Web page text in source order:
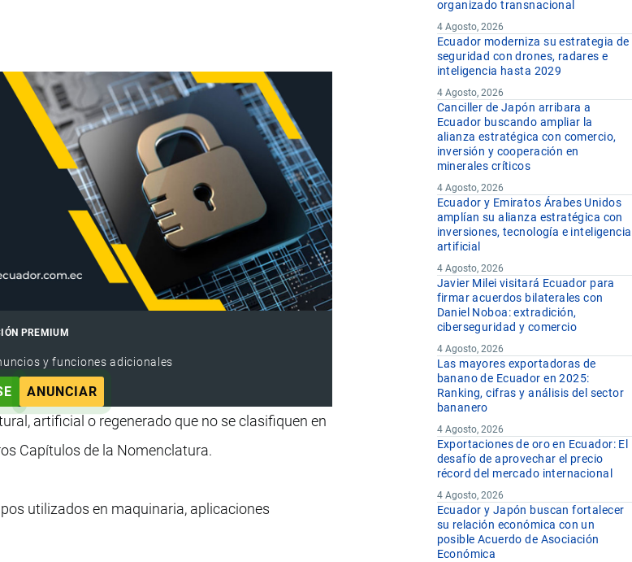
PREMIUM
y funciones adicionales
ANUNCIAR
artificial o regenerado que no se clasifiquen en
Capítulos de la Nomenclatura.
utilizados en maquinaria, aplicaciones
organizado transnacional
4 Agosto, 2026
Ecuador moderniza su estrategia de
seguridad con drones, radares e
inteligencia hasta 2029
4 Agosto, 2026
Canciller de Japón arribara a
Ecuador buscando ampliar la
alianza estratégica con comercio,
inversión y cooperación en
minerales críticos
4 Agosto, 2026
Ecuador y Emiratos Árabes Unidos
amplían su alianza estratégica con
inversiones, tecnología e inteligencia
artificial
4 Agosto, 2026
Javier Milei visitará Ecuador para
firmar acuerdos bilaterales con
Daniel Noboa: extradición,
ciberseguridad y comercio
4 Agosto, 2026
Las mayores exportadoras de
banano de Ecuador en 2025:
Ranking, cifras y análisis del sector
bananero
4 Agosto, 2026
Exportaciones de oro en Ecuador: El
desafío de aprovechar el precio
récord del mercado internacional
4 Agosto, 2026
Ecuador y Japón buscan fortalecer
su relación económica con un
posible Acuerdo de Asociación
Económica